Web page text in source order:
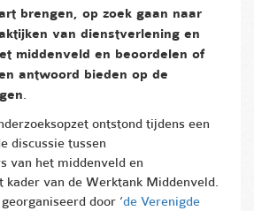
brengen, op zoek gaan naar
van dienstverlening en
middenveld en beoordelen of
antwoord bieden op de
.
ontstond tijdens een
discussie tussen
van het middenveld en
kader van de Werktank Middenveld.
door ‘de Verenigde